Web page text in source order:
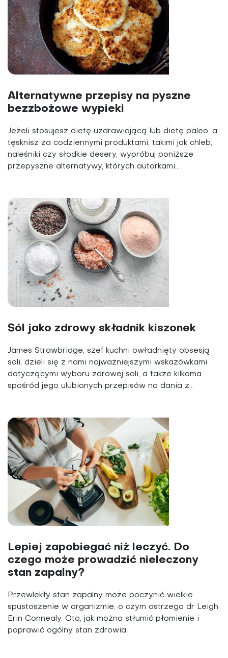
Alternatywne przepisy na pyszne
bezzbożowe wypieki
Jeżeli stosujesz dietę uzdrawiającą lub dietę paleo, a
tęsknisz za codziennymi produktami, takimi jak chleb,
naleśniki czy słodkie desery, wypróbuj poniższe
przepyszne alternatywy, których autorkami...
Sól jako zdrowy składnik kiszonek
James Strawbridge, szef kuchni owładnięty obsesją
soli, dzieli się z nami najważniejszymi wskazówkami
dotyczącymi wyboru zdrowej soli, a także kilkoma
spośród jego ulubionych przepisów na dania z...
Lepiej zapobiegać niż leczyć. Do
czego może prowadzić nieleczony
stan zapalny?
Przewlekły stan zapalny może poczynić wielkie
spustoszenie w organizmie, o czym ostrzega dr Leigh
Erin Connealy. Oto, jak można stłumić płomienie i
poprawić ogólny stan zdrowia.